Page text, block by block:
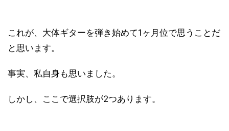
これが、大体ギターを弾き始めて1ヶ月位で思うことだ
と思います。
事実、私自身も思いました。
しかし、ここで選択肢が2つあります。